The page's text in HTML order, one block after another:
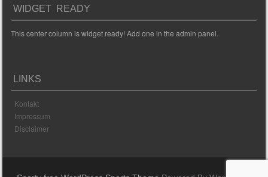
WIDGET READY
This center column is widget ready! Add one in the admin panel.
LINKS
Kontakt
Impressum
Disclaimer